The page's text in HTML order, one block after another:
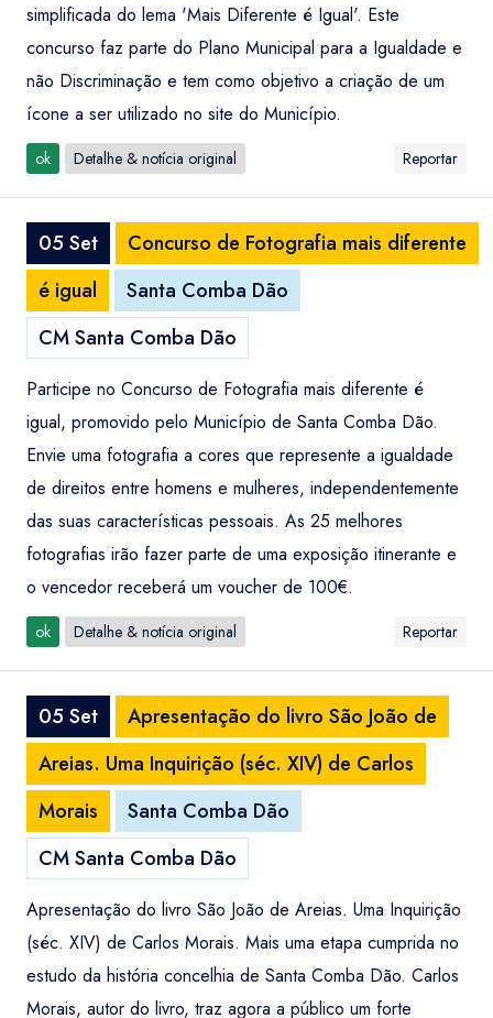
Entrar / Criar Conta Santa Comba Dão
simplificada do lema 'Mais Diferente é Igual'. Este
concurso faz parte do Plano Municipal para a Igualdade e
não Discriminação e tem como objetivo a criação de um
ícone a ser utilizado no site do Município.
ok Detalhe & notícia original Reportar
05 Set
Concurso de Fotografia mais diferente
é igual
Santa Comba Dão
CM Santa Comba Dão
Participe no Concurso de Fotografia mais diferente é
igual, promovido pelo Município de Santa Comba Dão.
Envie uma fotografia a cores que represente a igualdade
de direitos entre homens e mulheres, independentemente
das suas características pessoais. As 25 melhores
fotografias irão fazer parte de uma exposição itinerante e
o vencedor receberá um voucher de 100€.
ok Detalhe & notícia original Reportar
05 Set
Apresentação do livro São João de
Areias. Uma Inquirição (séc. XIV) de Carlos
Morais
Santa Comba Dão
CM Santa Comba Dão
Apresentação do livro São João de Areias. Uma Inquirição
(séc. XIV) de Carlos Morais. Mais uma etapa cumprida no
estudo da história concelhia de Santa Comba Dão. Carlos
Morais, autor do livro, traz agora a público um forte